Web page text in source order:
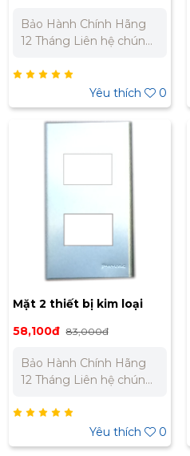
Bảo Hành Chính Hãng
12 Tháng Liên hệ chúng
nhất cho dự án. Miền
Bắc : 0989 310 979 –
0973 106 269 Miền Nam:
0902 303 733 – 0945
Yêu thích 0
Mặt 2 thiết bị kim loại
nhôm WEG6502-1
58,100đ 83,000đ
Bảo Hành Chính Hãng
12 Tháng Liên hệ chúng
nhất cho dự án. Miền
Bắc : 0989 310 979 –
0973 106 269 Miền Nam:
Yêu thích 0